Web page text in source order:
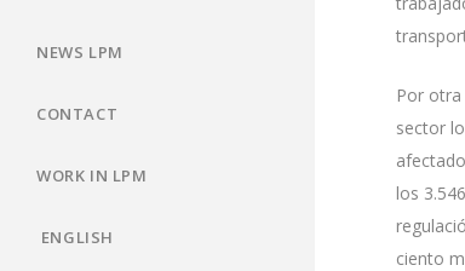
NEWS LPM
CONTACT
WORK IN LPM
ENGLISH
Por
sector
los
ciento